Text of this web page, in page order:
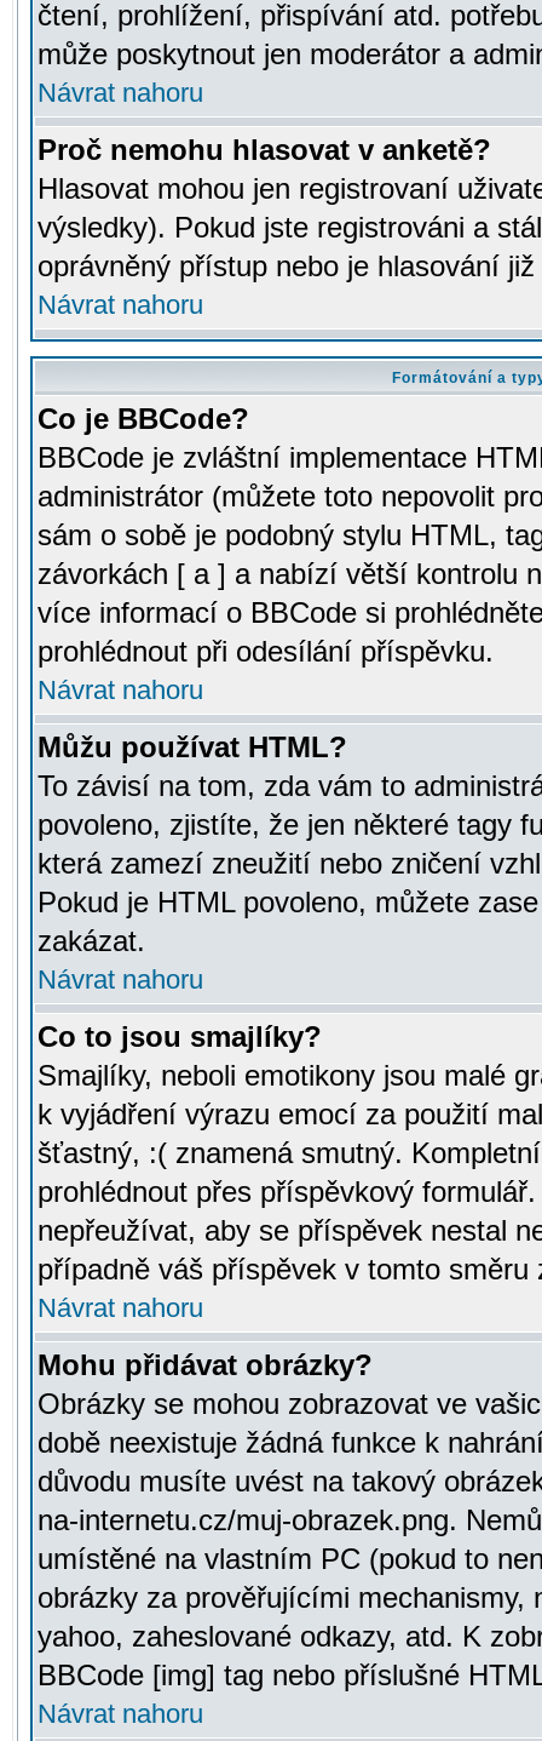
čtení, prohlížení, přispívání atd.
může poskytnout jen moderátor a
Návrat nahoru
Proč nemohu hlasovat v anketě?
Hlasovat mohou jen registrovaní
výsledky). Pokud jste registrováni a
oprávněný přístup nebo je hlasování
Návrat nahoru
Formátování a
Co je BBCode?
BBCode je zvláštní implementace
administrátor (můžete toto nepovolit
sám o sobě je podobný stylu HTML,
závorkách [ a ] a nabízí větší kontrolu
více informací o BBCode si
prohlédnout při odesílání příspěvku.
Návrat nahoru
Můžu používat HTML?
To závisí na tom, zda vám to
povoleno, zjistíte, že jen některé tagy
která zamezí zneužití nebo zničení
Pokud je HTML povoleno, můžete
zakázat.
Návrat nahoru
Co to jsou smajlíky?
Smajlíky, neboli emotikony jsou malé
k vyjádření výrazu emocí za použití
šťastný, :( znamená smutný.
prohlédnout přes příspěvkový
nepřeužívat, aby se příspěvek nestal
případně váš příspěvek v tomto směru
Návrat nahoru
Mohu přidávat obrázky?
Obrázky se mohou zobrazovat ve
době neexistuje žádná funkce k
důvodu musíte uvést na takový
na-internetu.cz/muj-obrazek.png.
umístěné na vlastním PC (pokud to
obrázky za prověřujícími mechanismy,
yahoo, zaheslované odkazy, atd. K
BBCode [img] tag nebo příslušné
Návrat nahoru